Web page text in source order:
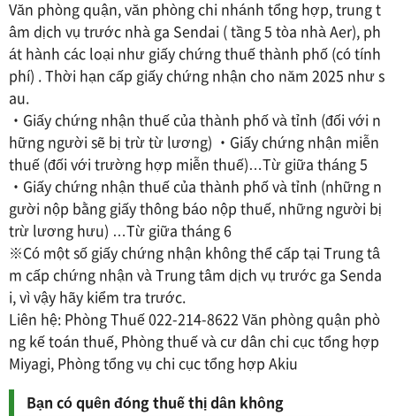
Văn phòng quận, văn phòng chi nhánh tổng hợp, trung t
âm dịch vụ trước nhà ga Sendai ( tầng 5 tòa nhà Aer), ph
át hành các loại như giấy chứng thuế thành phố (có tính
phí) . Thời hạn cấp giấy chứng nhận cho năm 2025 như s
au.
・Giấy chứng nhận thuế của thành phố và tỉnh (đối với n
hững người sẽ bị trừ từ lương) ・Giấy chứng nhận miễn
thuế (đối với trường hợp miễn thuế)…Từ giữa tháng 5
・Giấy chứng nhận thuế của thành phố và tỉnh (những n
gười nộp bằng giấy thông báo nộp thuế, những người bị
trừ lương hưu) …Từ giữa tháng 6
※Có một số giấy chứng nhận không thể cấp tại Trung tâ
m cấp chứng nhận và Trung tâm dịch vụ trước ga Senda
i, vì vậy hãy kiểm tra trước.
Liên hệ: Phòng Thuế 022-214-8622 Văn phòng quận phò
ng kế toán thuế, Phòng thuế và cư dân chi cục tổng hợp
Miyagi, Phòng tổng vụ chi cục tổng hợp Akiu
Bạn có quên đóng thuế thị dân không